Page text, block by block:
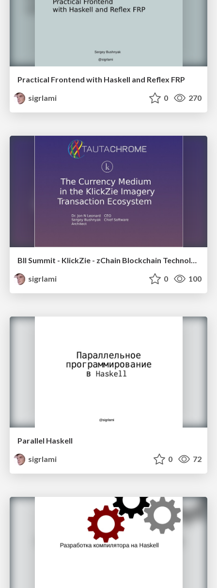
Practical Frontend with Haskell and Reflex FRP
sigrlami
0 270
sigrlami
0 100
Parallel Haskell
sigrlami
0 72